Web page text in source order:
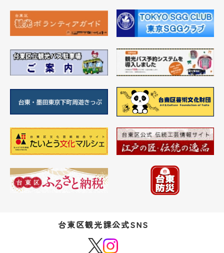
台東区観光課公式SNS